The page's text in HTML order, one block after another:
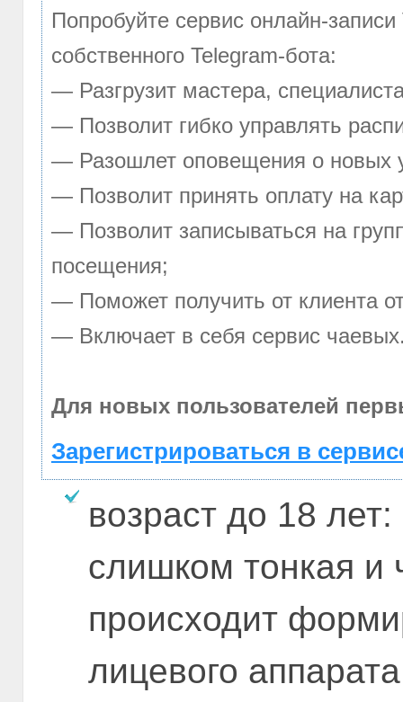
Попробуйте сервис онлайн-
собственного Telegram-бота:
— Разгрузит мастера,
— Позволит гибко управлять
— Разошлет оповещения о новых
— Позволит принять оплату на
— Позволит записываться на
посещения;
— Поможет получить от клиента
— Включает в себя сервис
Для новых пользователей
Зарегистрироваться в
возраст до 18
слишком тонкая и
происходит
лицевого